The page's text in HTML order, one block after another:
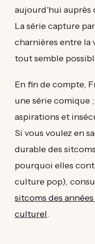
aujourd'hui auprès
La série capture
charnières entre la
tout semble
En fin de compte,
une série comique
aspirations et
Si vous voulez en
durable des
pourquoi elles
culture pop),
sitcoms des
culturel.